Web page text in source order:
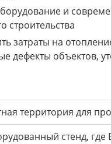
и
строительства
затраты на
дефекты объектов,
территория для
стенд,